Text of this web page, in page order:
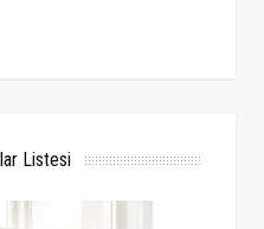
Listesi